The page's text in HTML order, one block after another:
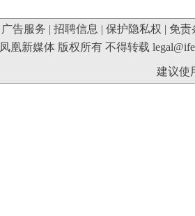
广告服务 | 招聘信息 | 保护隐私权 | 免责
凤凰新媒体 版权所有 不得转载
建议使